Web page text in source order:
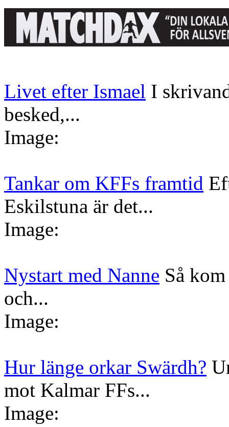
Livet efter Ismael I
besked,...
Image:
Tankar om KFFs framtid
Eskilstuna är det...
Image:
Nystart med Nanne Så
och...
Image:
Hur länge orkar Swärdh?
mot Kalmar FFs...
Image: